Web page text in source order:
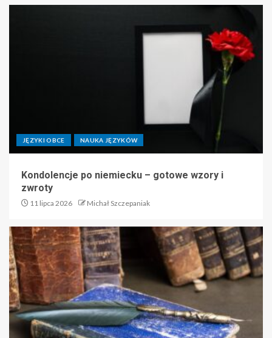
JĘZYKI OBCE NAUKA JĘZYKÓW
Kondolencje po niemiecku – gotowe wzory i
zwroty
11 lipca 2026 Michał Szczepaniak